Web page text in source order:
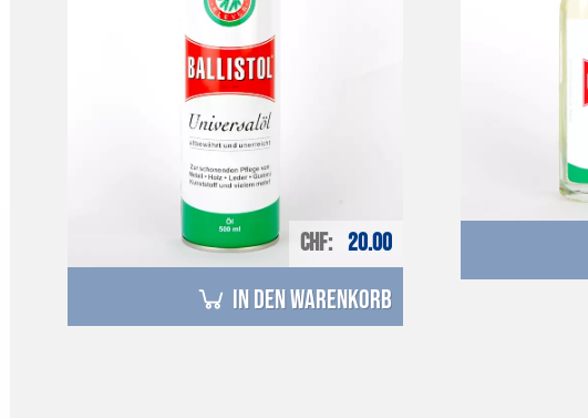
CHF 20.00
in den Warenkorb